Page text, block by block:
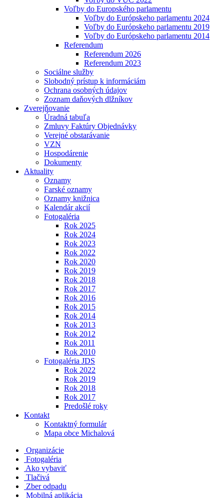
Voľby do Europského parlamentu
Voľby do Európskeho parlamentu 2024
Voľby do Európskeho parlamentu 2019
Voľby do Európskeho parlamentu 2014
Referendum
Referendum 2026
Referendum 2023
Sociálne služby
Slobodný prístup k informáciám
Ochrana osobných údajov
Zoznam daňových dlžníkov
Zverejňovanie
Úradná tabuľa
Zmluvy Faktúry Objednávky
Verejné obstarávanie
VZN
Hospodárenie
Dokumenty
Aktuality
Oznamy
Farské oznamy
Oznamy knižnica
Kalendár akcií
Fotogaléria
Rok 2025
Rok 2024
Rok 2023
Rok 2022
Rok 2020
Rok 2019
Rok 2018
Rok 2017
Rok 2016
Rok 2015
Rok 2014
Rok 2013
Rok 2012
Rok 2011
Rok 2010
Fotogaléria JDS
Rok 2022
Rok 2019
Rok 2018
Rok 2017
Predošlé roky
Kontakt
Kontaktný formulár
Mapa obce Michalová
Organizácie
Fotogaléria
Ako vybaviť
Tlačivá
Zber odpadu
Mobilná aplikácia